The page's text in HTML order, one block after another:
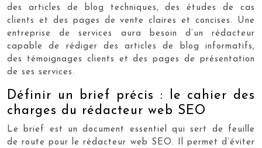
des articles de blog techniques, des études de cas
clients et des pages de vente claires et concises. Une
entreprise de services aura besoin d’un rédacteur
capable de rédiger des articles de blog informatifs,
des témoignages clients et des pages de présentation
de ses services.
Définir un brief précis : le cahier des
charges du rédacteur web SEO
Le brief est un document essentiel qui sert de feuille
de route pour le rédacteur web SEO. Il permet d’éviter